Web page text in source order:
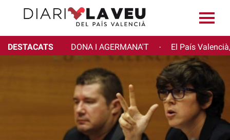
DESTACATS DONA I AGERMANA'T · El País